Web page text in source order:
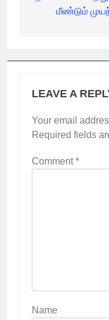
மீண்டும்
LEAVE A
Your email
Required fields
Comment*
Name